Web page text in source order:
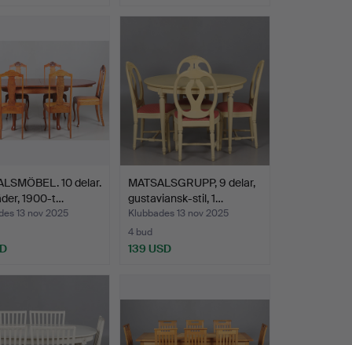
10 delar.
1900-t…
13 nov 2025
MATSALSGRUPP, 9 delar,
gustaviansk-stil, 1…
Klubbades 13 nov 2025
4 bud
139 USD